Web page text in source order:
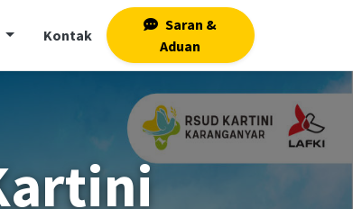
Kontak
Saran &
Aduan